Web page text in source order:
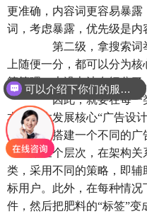
更准确，内容词更容易暴
词，考虑暴露，优先级是内
第二级，拿搜索词
上随便一分，都可以分为
等等吧，也没办法在细分了
因此，就要在每一类
本着最大发展核心“广告设
的词分别搭建一个不同的广
第三个层次，在架构
类，采用不同的策略，即辅
标用户。此外，在每种情
件，然后把肥料的“标签”变